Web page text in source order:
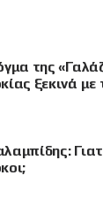
της
ξεκινά